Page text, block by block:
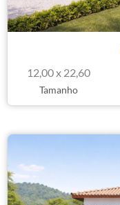
12,00 x 22,60
Tamanho